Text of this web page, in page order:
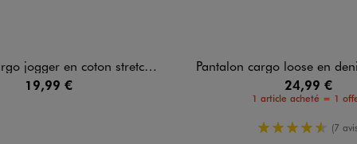
en coton stretch à taille élastiquée garçon
19,99 €
Pantalon cargo loose en denim stretch
24,99 €
1 article acheté = 1
4.5/5 de
(7